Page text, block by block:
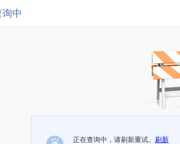
中
正在查询中，请刷新重试。 刷新